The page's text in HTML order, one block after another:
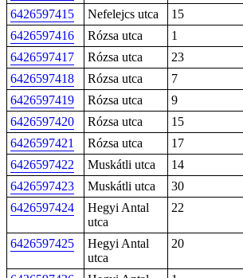
6426597415
Nefelejcs utca 15
6426597416
Rózsa utca 1
6426597417
Rózsa utca 23
6426597418
Rózsa utca 7
6426597419
Rózsa utca 9
6426597420
Rózsa utca 15
6426597421
Rózsa utca 17
6426597422
Muskátli utca 14
6426597423
Muskátli utca 30
6426597424
Hegyi Antal
utca
22
6426597425
Hegyi Antal
utca
20